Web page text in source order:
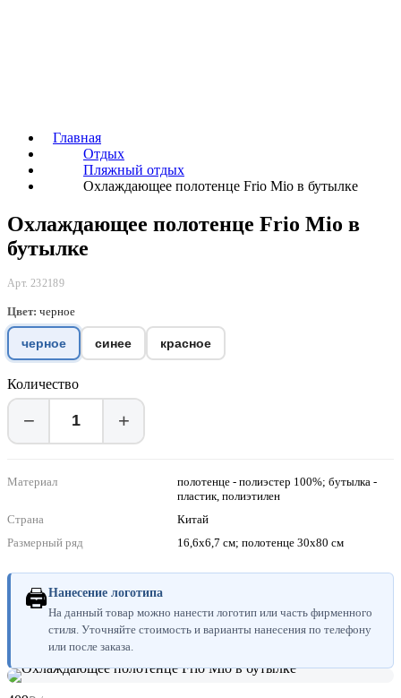
Главная
Отдых
Пляжный отдых
Охлаждающее полотенце Frio Mio в бутылке
Охлаждающее полотенце Frio Mio в
бутылке
Арт. 232189
Цвет: черное
черное синее красное
Количество
− +
Материал
полотенце - полиэстер 100%; бутылка -
пластик, полиэтилен
Страна
Китай
Размерный ряд
16,6х6,7 см; полотенце 30x80 см
🖨Нанесение логотипа
На данный товар можно нанести логотип или часть фирменного
стиля. Уточняйте стоимость и варианты нанесения по телефону
или после заказа.